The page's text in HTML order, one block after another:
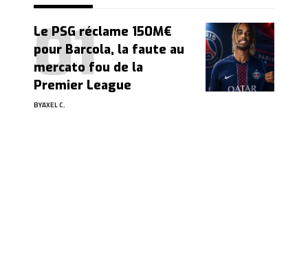
Le PSG réclame 150M€
pour Barcola, la faute au
mercato fou de la
Premier League
BYAXEL C.